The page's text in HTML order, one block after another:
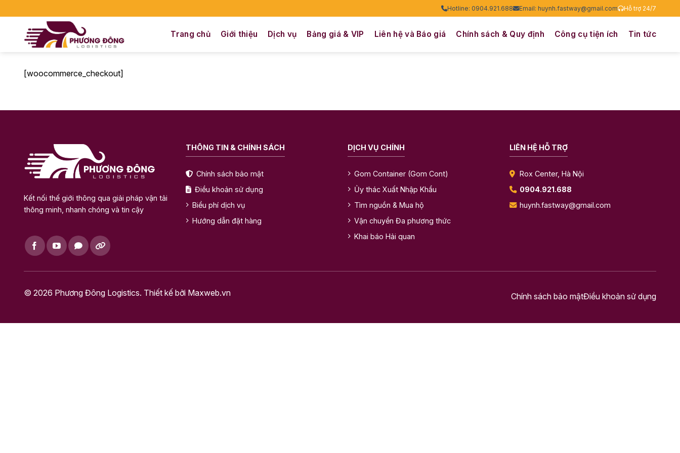
qua
Hotline: 0904.921.688 Email: huynh.fastway@gmail.com Hỗ trợ 24/7
Trang chủ Giới thiệu Dịch vụ Bảng giá & VIP Liên hệ và Báo giá Chính sách & Quy định Công cụ tiện ích Tin tức
[woocommerce_checkout]
Kết nối thế giới thông qua giải pháp vận tải
thông minh, nhanh chóng và tin cậy
THÔNG TIN & CHÍNH SÁCH
Chính sách bảo mật
Điều khoản sử dụng
Biểu phí dịch vụ
Hướng dẫn đặt hàng
DỊCH VỤ CHÍNH
Gom Container (Gom Cont)
Ủy thác Xuất Nhập Khẩu
Tìm nguồn & Mua hộ
Vận chuyển Đa phương thức
Khai báo Hải quan
LIÊN HỆ HỖ TRỢ
Rox Center, Hà Nội
0904.921.688
huynh.fastway@gmail.com
© 2026 Phương Đông Logistics. Thiết kế bởi Maxweb.vn Chính sách bảo mậtĐiều khoản sử dụng